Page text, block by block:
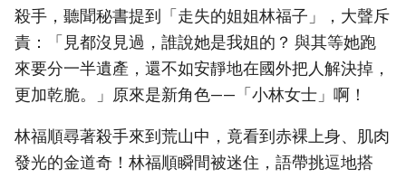
殺手，聽聞秘書提到「走失的姐姐林福子」，大聲斥
責：「見都沒見過，誰說她是我姐的？ 與其等她跑
來要分一半遺產，還不如安靜地在國外把人解決掉，
更加乾脆。」原來是新角色——「小林女士」啊！
林福順尋著殺手來到荒山中，竟看到赤裸上身、肌肉
發光的金道奇！林福順瞬間被迷住，語帶挑逗地搭